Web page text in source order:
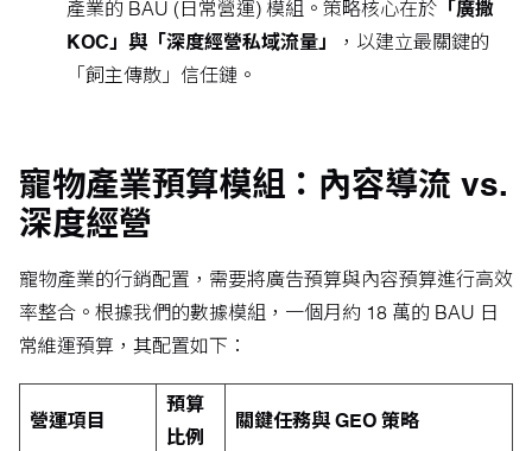
產業的 BAU (日常營運) 模組。策略核心在於 「廣撒
KOC」與「深度經營私域流量」
，以建立最關鍵的
「飼主傳散」信任鏈。
寵物產業預算模組：內容導流 vs.
深度經營
寵物產業的行銷配置，需要將廣告預算與內容預算進行高效
率整合。根據我們的數據模組，一個月約 18 萬的 BAU 日
常維運預算，其配置如下：
營運項目
預算
比例
關鍵任務與 GEO 策略